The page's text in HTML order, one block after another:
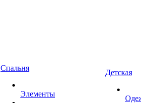
Спальня
Элементы
Детская